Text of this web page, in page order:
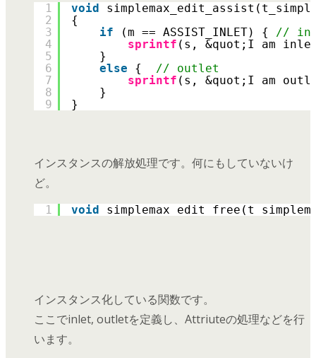
1
2
3
4
5
6
7
8
9
void
{
if
(m == ASSIST_INLET) { //
sprintf (s, &quot;I am
}
else
{ // outlet
sprintf (s, &quot;I am
}
}
インスタンスの解放処理です。何にもしていないけ
ど。
1 void
インスタンス化している関数です。
ここでinlet, outletを定義し、Attriuteの処理などを行
います。